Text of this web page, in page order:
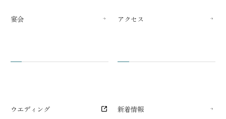
宴会
ウエディング
アクセス
新着情報